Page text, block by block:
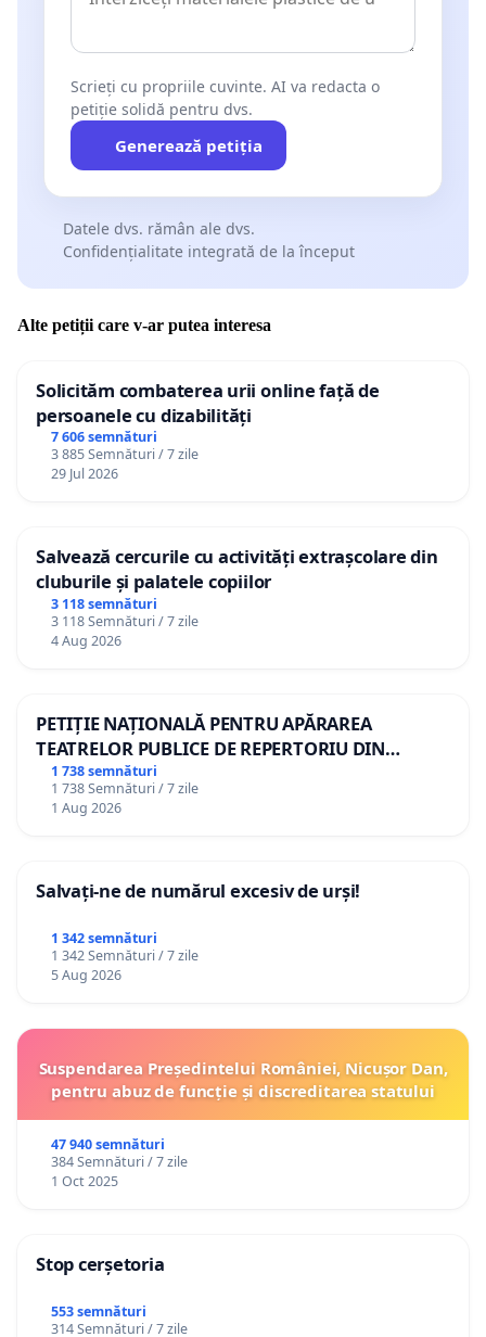
Scrieți cu propriile cuvinte. AI va redacta o
petiție solidă pentru dvs.
Generează petiția
Datele dvs. rămân ale dvs.
Confidențialitate integrată de la început
Alte petiții care v-ar putea interesa
Solicităm combaterea urii online față de
persoanele cu dizabilități
7 606 semnături
3 885 Semnături / 7 zile
29 Jul 2026
Salvează cercurile cu activități extrașcolare din
cluburile și palatele copiilor
3 118 semnături
3 118 Semnături / 7 zile
4 Aug 2026
PETIȚIE NAȚIONALĂ PENTRU APĂRAREA
TEATRELOR PUBLICE DE REPERTORIU DIN
ROMÂNIA
1 738 semnături
1 738 Semnături / 7 zile
1 Aug 2026
Salvați-ne de numărul excesiv de urși!
1 342 semnături
1 342 Semnături / 7 zile
5 Aug 2026
Suspendarea Președintelui României, Nicușor Dan,
pentru abuz de funcție și discreditarea statului
47 940 semnături
384 Semnături / 7 zile
1 Oct 2025
Stop cerșetoria
553 semnături
314 Semnături / 7 zile